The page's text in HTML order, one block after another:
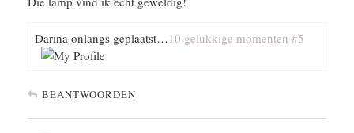
Darina onlangs geplaatst…10 gelukkige momenten #5
BEANTWOORDEN